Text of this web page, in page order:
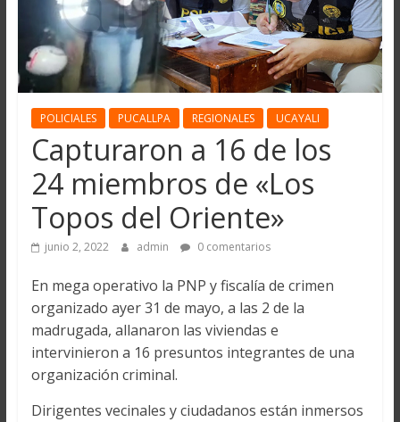
POLICIALES PUCALLPA REGIONALES UCAYALI
Capturaron a 16 de los
24 miembros de «Los
Topos del Oriente»
junio 2, 2022 admin 0 comentarios
En mega operativo la PNP y fiscalía de crimen
organizado ayer 31 de mayo, a las 2 de la
madrugada, allanaron las viviendas e
intervinieron a 16 presuntos integrantes de una
organización criminal.
Dirigentes vecinales y ciudadanos están inmersos